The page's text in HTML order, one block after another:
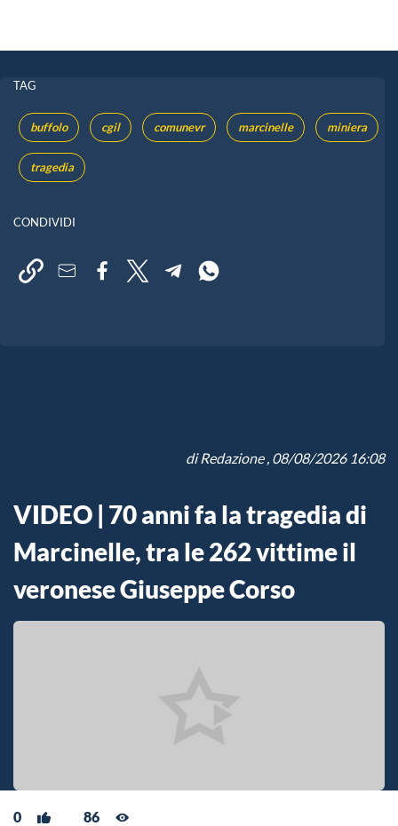
TAG
buffolo cgil comunevr marcinelle miniera
tragedia
CONDIVIDI
diRedazione, 08/08/2026 16:08
VIDEO | 70 anni fa la tragedia di
Marcinelle, tra le 262 vittime il
veronese Giuseppe Corso
0 86